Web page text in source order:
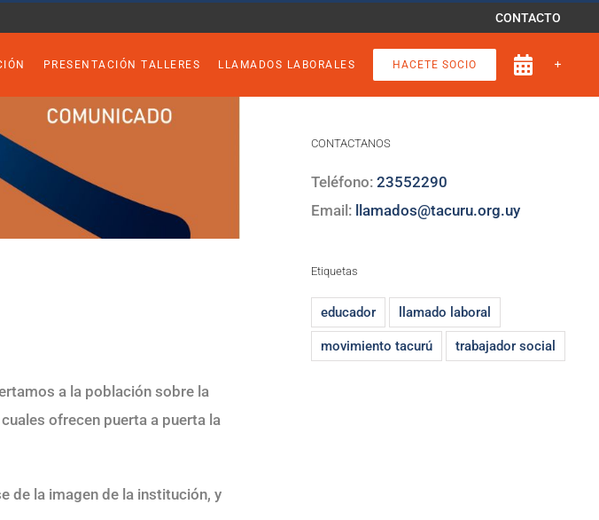
CONTACTO
PRESENTACIÓN TALLERES LLAMADOS LABORALES HACETE SOCIO
a la población sobre la
ofrecen puerta a puerta la
de la imagen de la institución, y
CONTACTANOS
Teléfono: 23552290
Email: llamados@tacuru.org.uy
Etiquetas
educador llamado laboral
movimiento tacurú trabajador social